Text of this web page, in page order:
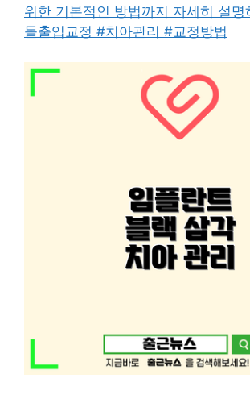
위한 기본적인 방법까지 자세히 설
돌출입교정 #치아관리 #교정방법